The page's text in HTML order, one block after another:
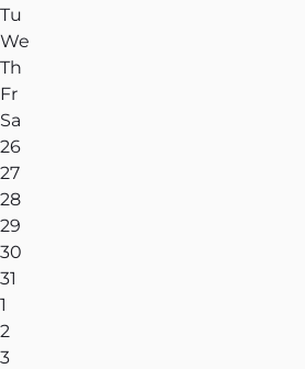
Tu
We
Th
Fr
Sa
26
27
28
29
30
31
1
2
3